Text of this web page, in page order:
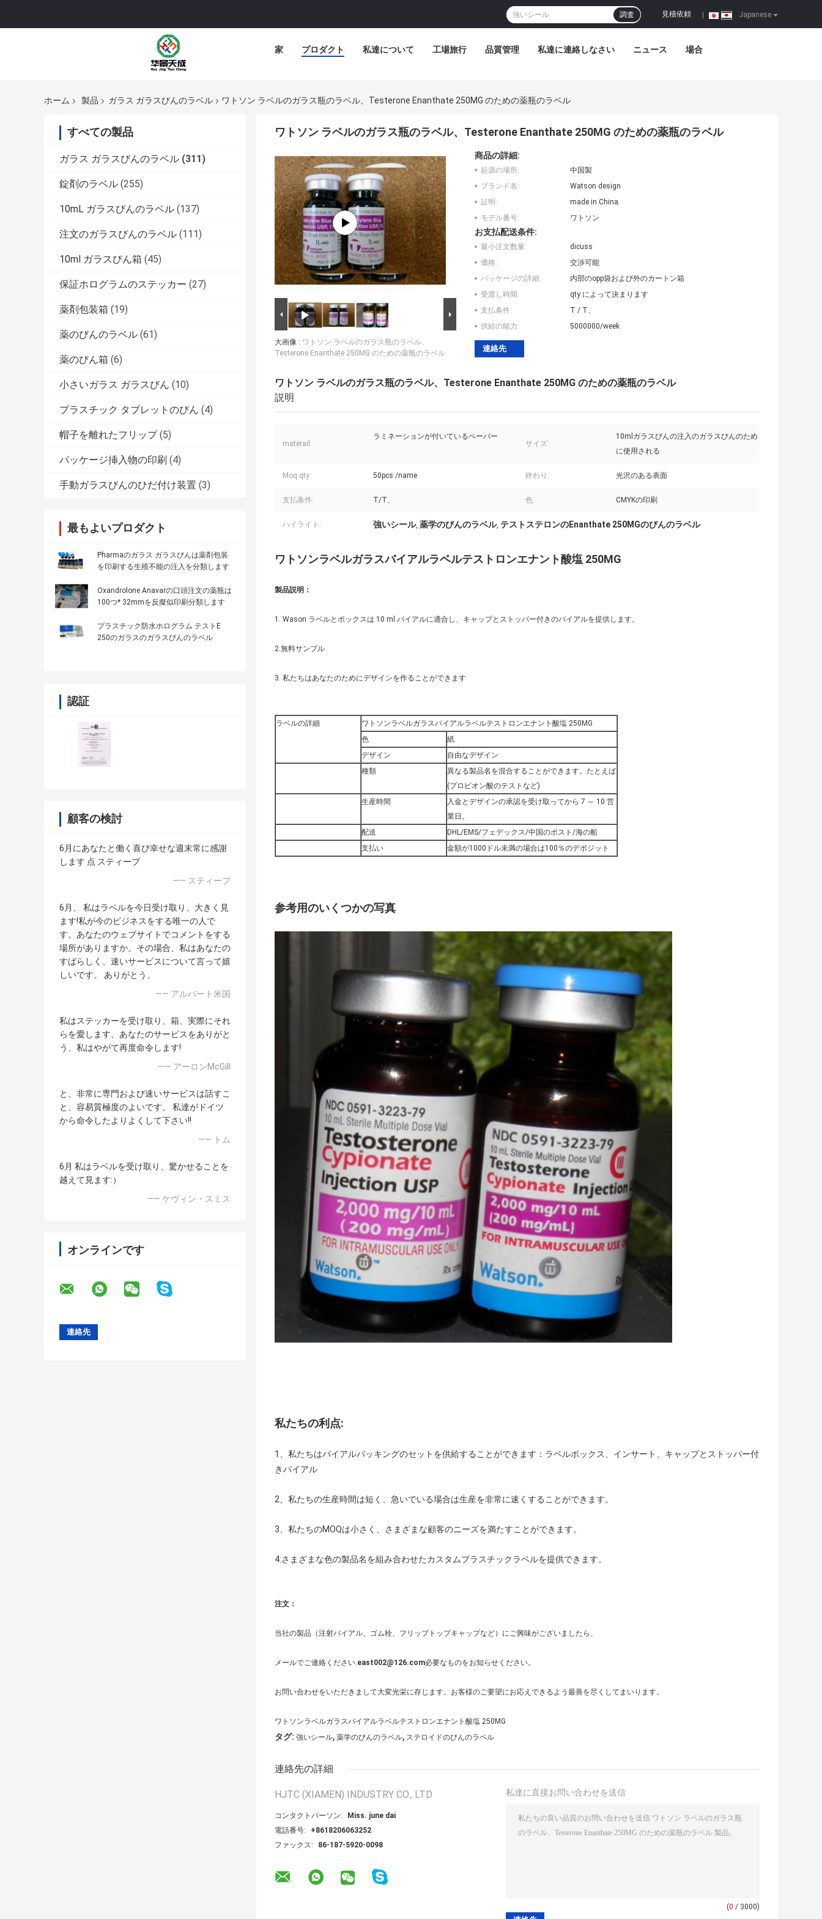
Japanese
見積依頼
調査
家 プロダクト 私達について 工場旅行 品質管理 私達に連絡しなさい ニュース 場合
ホーム 製品 ガラス ガラスびんのラベル ワトソン ラベルのガラス瓶のラベル、Testerone Enanthate 250MG のための薬瓶のラベル
すべての製品
ガラス ガラスびんのラベル (311)
錠剤のラベル (255)
10mL ガラスびんのラベル (137)
注文のガラスびんのラベル (111)
10ml ガラスびん箱 (45)
保証ホログラムのステッカー (27)
薬剤包装箱 (19)
薬のびんのラベル (61)
薬のびん箱 (6)
小さいガラス ガラスびん (10)
プラスチック タブレットのびん (4)
帽子を離れたフリップ (5)
パッケージ挿入物の印刷 (4)
手動ガラスびんのひだ付け装置 (3)
最もよいプロダクト
Pharmaのガラス ガラスびんは薬剤包装
を印刷する生殖不能の注入を分類します
Oxandrolone Anavarの口頭注文の薬瓶は
100つ* 32mmを反擬似印刷分類します
プラスチック防水ホログラム テストE
250のガラスのガラスびんのラベル
認証
顧客の検討
6月にあなたと働く喜び幸せな週末常に感謝
します 点 スティーブ
—— スティーブ
6月、 私はラベルを今日受け取り、大きく見
ます!私が今のビジネスをする唯一の人で
す。あなたのウェブサイトでコメントをする
場所がありますか。その場合、私はあなたの
すばらしく、速いサービスについて言って嬉
しいです。 ありがとう、
—— アルバート米国
私はステッカーを受け取り、箱、実際にそれ
らを愛します、あなたのサービスをありがと
う、私はやがて再度命令します!
—— アーロンMcGill
と、非常に専門および速いサービスは話すこ
と、容易質極度のよいです。 私達がドイツ
から命令したよりよくして下さい!!
—— トム
6月 私はラベルを受け取り、驚かせることを
越えて見ます:）
—— ケヴィン・スミス
オンラインです
ワトソン ラベルのガラス瓶のラベル、Testerone Enanthate 250MG のための薬瓶のラベル
大画像 : ワトソン ラベルのガラス瓶のラベル、
Testerone Enanthate 250MG のための薬瓶のラベル
商品の詳細:
起源の場所:
中国製
ブランド名:
Watson design
証明:
made in China
モデル番号:
ワトソン
お支払配送条件:
最小注文数量:
dicuss
価格:
交渉可能
パッケージの詳細:
内部のopp袋および外のカートン箱
受渡し時間:
qty によって決まります
支払条件:
T / T、
供給の能力:
5000000/week
連絡先
ワトソン ラベルのガラス瓶のラベル、Testerone Enanthate 250MG のための薬瓶のラベル
説明
materail:
ラミネーションが付いているペーパー
サイズ:
10mlガラスびんの注入のガラスびんのため
に使用される
Moq qty: 50pcs /name 終わり: 光沢のある表面
支払条件: T/T、 色: CMYKの印刷
ハイライト: 強いシール, 薬学のびんのラベル, テストステロンのEnanthate 250MGのびんのラベル
ワトソンラベルガラスバイアルラベルテストロンエナント酸塩 250MG
製品説明：
1. Wason ラベルとボックスは 10 ml バイアルに適合し、キャップとストッパー付きのバイアルを提供します。
2.無料サンプル
3. 私たちはあなたのためにデザインを作ることができます
ラベルの詳細
ワトソンラベルガラスバイアルラベルテストロンエナント酸塩 250MG
色
紙
デザイン
自由なデザイン
種類
異なる製品名を混合することができます。たとえば
(プロピオン酸のテストなど)
生産時間
入金とデザインの承認を受け取ってから 7 ～ 10 営
業日。
配送
DHL/EMS/フェデックス/中国のポスト/海の船
支払い
金額が1000ドル未満の場合は100％のデポジット
参考用のいくつかの写真
私たちの利点:
1、私たちはバイアルパッキングのセットを供給することができます：ラベルボックス、インサート、キャップとストッパー付
きバイアル
2、私たちの生産時間は短く、急いでいる場合は生産を非常に速くすることができます。
3、私たちのMOQは小さく、さまざまな顧客のニーズを満たすことができます。
4:さまざまな色の製品名を組み合わせたカスタムプラスチックラベルを提供できます。
注文：
当社の製品（注射バイアル、ゴム栓、フリップトップキャップなど）にご興味がございましたら、
メールでご連絡ください:east002@126.com必要なものをお知らせください。
お問い合わせをいただきまして大変光栄に存じます。お客様のご要望にお応えできるよう最善を尽くしてまいります。
ワトソンラベルガラスバイアルラベルテストロンエナント酸塩 250MG
タグ: 強いシール, 薬学のびんのラベル, ステロイドのびんのラベル
連絡先の詳細
HJTC (XIAMEN) INDUSTRY CO., LTD
コンタクトパーソン:
Miss. june dai
電話番号:
+8618206063252
ファックス:
86-187-5920-0098
私達に直接お問い合わせを送信
(0 / 3000)